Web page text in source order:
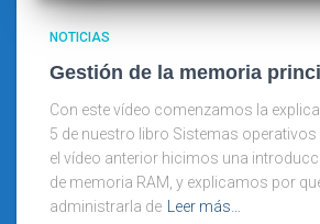
NOTICIAS
Gestión de la memoria
Con este vídeo comenzamos la
5 de nuestro libro Sistemas
el vídeo anterior hicimos una
de memoria RAM, y explicamos por
administrarla de Leer más…